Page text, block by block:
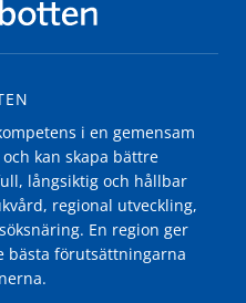
i en gemensam
kan skapa bättre
långsiktig och hållbar
regional utveckling,
En region ger
bästa förutsättningarna